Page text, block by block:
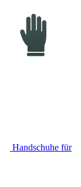
Handschuhe für